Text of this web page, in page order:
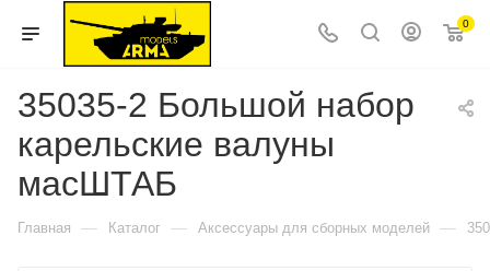
0
35035-2 Большой набор
карельские валуны
масШТАБ
Главная — Каталог — Аксессуары для сборных моделей —